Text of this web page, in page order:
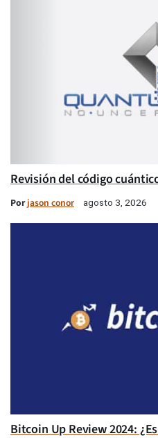
Revisión del código
Porjason conor agosto 3, 2026
Bitcoin Up Review 2024: